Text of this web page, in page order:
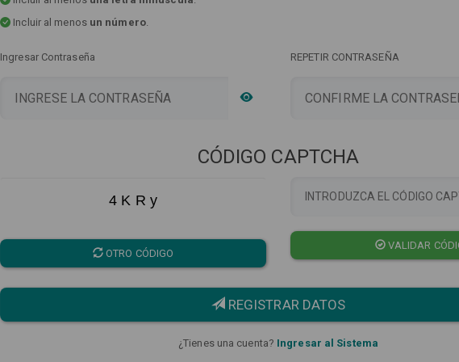
Incluir al menos un número.
Ingresar Contraseña REPETIR CONTRASEÑA
CÓDIGO CAPTCHA
4 K R y
OTRO CÓDIGO
VALIDAR
REGISTRAR DATOS
¿Tienes una cuenta? Ingresar al Sistema